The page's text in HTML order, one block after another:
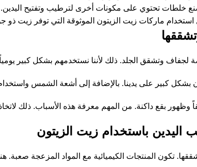
خلطات تحتوي على مكونات أخرى لترطيب وتفتيح اليدين.
ماركات زيت الزيتون الموثوقة التي توفر زيت ذو
لجفاف وتشقق الجلد. ذلك لأننا نستخدمهم بشكل كبير
بشكل كبير على يدينا. بالإضافة إلى أشعة الشمس
بقع داكنة. من المهم معرفة هذه الأسباب. ذلك
اليدين باستخدام زيت الزيتون
تكون المنتجات الكيميائية مع المواد المزعجة صعبة.